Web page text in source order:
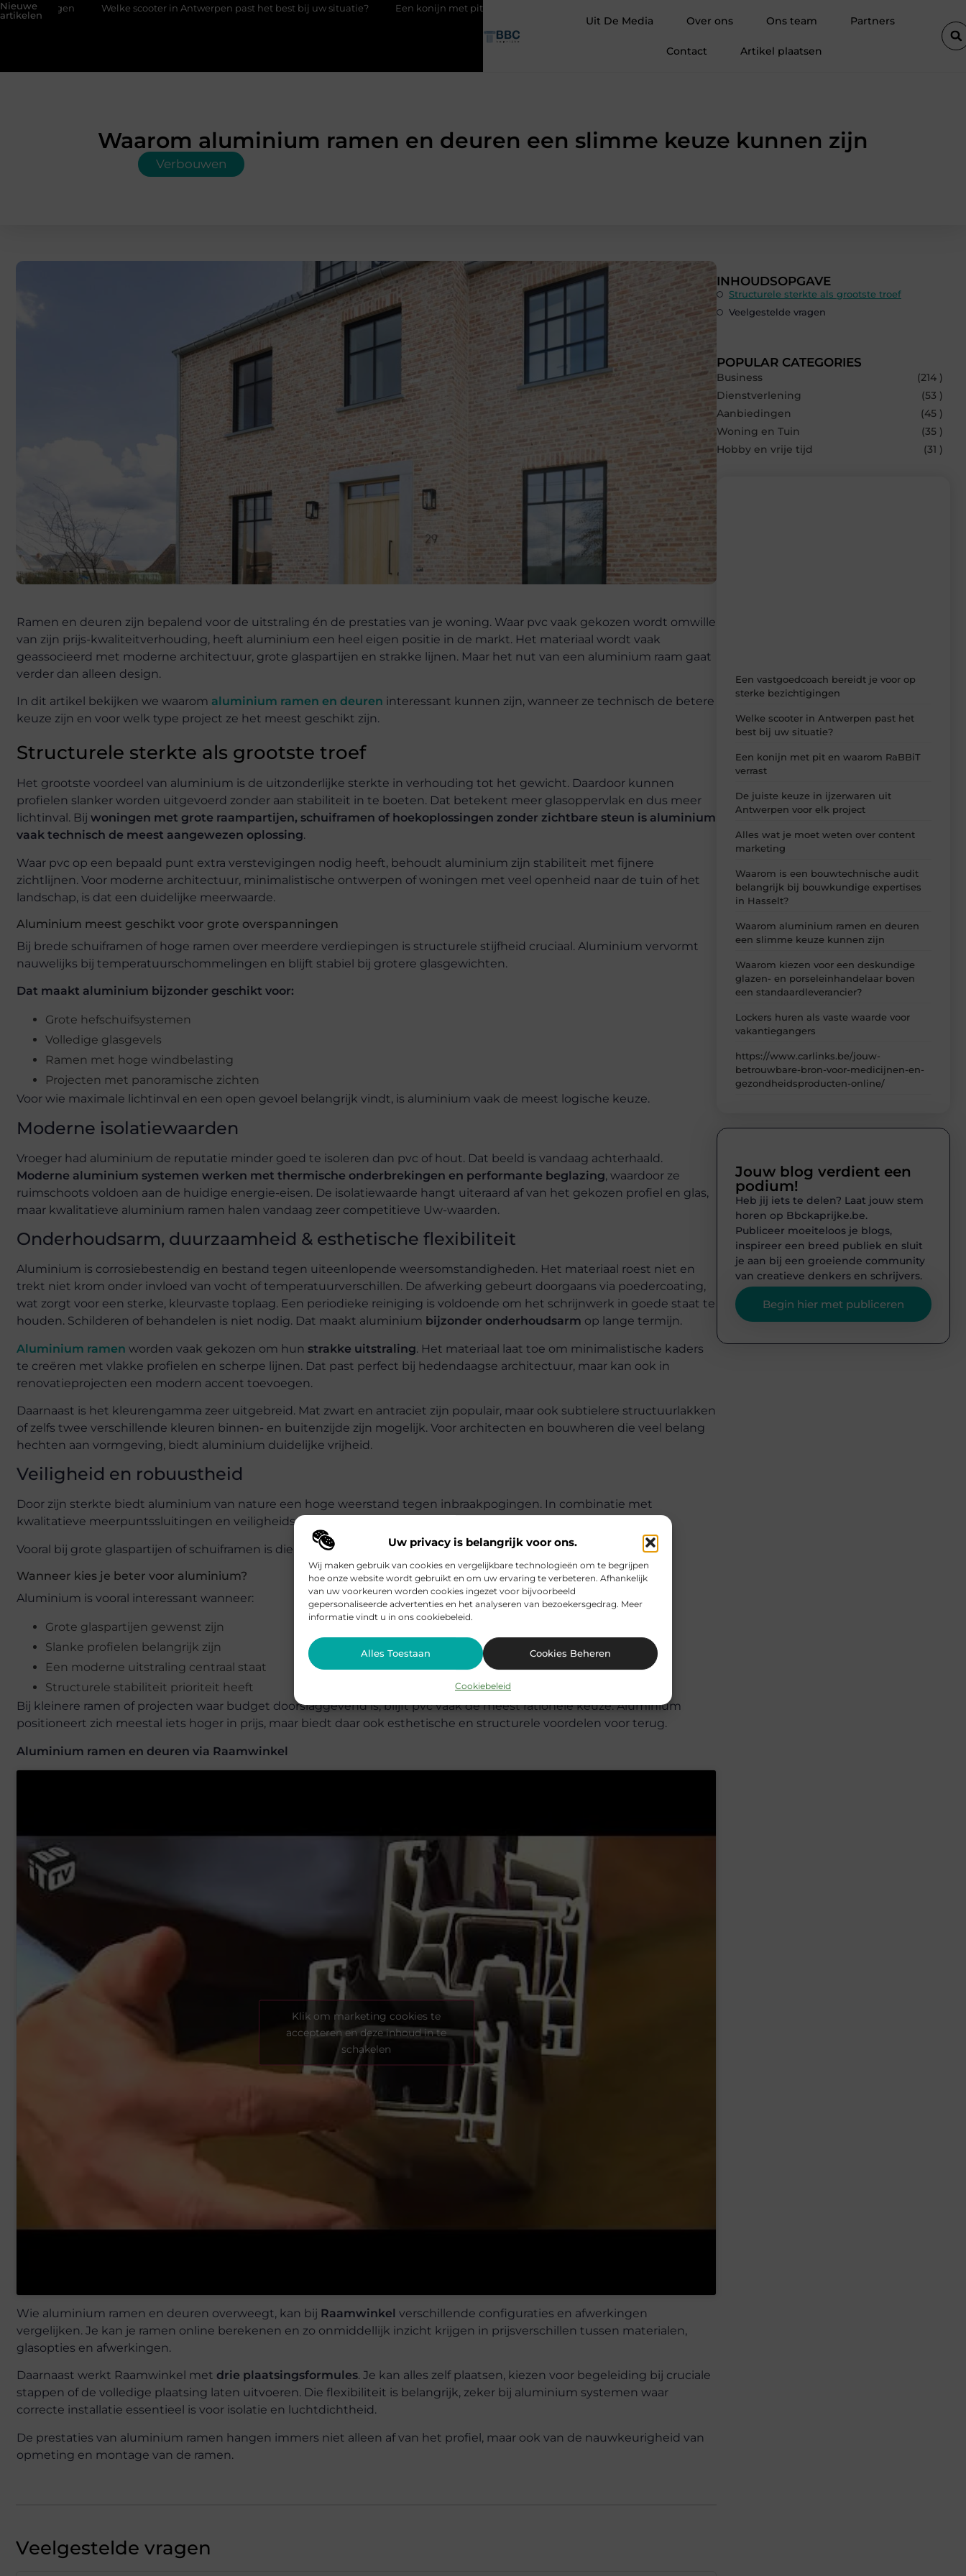
Uw privacy is belangrijk voor ons.
Wij maken gebruik van cookies en vergelijkbare technologieën om te begrijpen
hoe onze website wordt gebruikt en om uw ervaring te verbeteren. Afhankelijk
van uw voorkeuren worden cookies ingezet voor bijvoorbeeld
gepersonaliseerde advertenties en het analyseren van bezoekersgedrag. Meer
informatie vindt u in ons cookiebeleid.
Alles Toestaan Cookies Beheren
Cookiebeleid
Nieuwe
artikelen
Welke scooter in Antwerpen past het best bij uw situatie? Een konijn met pit en waarom RaBBiT verrast
Uit De Media Over ons Ons team Partners
Contact Artikel plaatsen
Waarom aluminium ramen en deuren een slimme keuze kunnen zijn
Verbouwen
Ramen en deuren zijn bepalend voor de uitstraling én de prestaties van je woning. Waar pvc vaak gekozen wordt omwille
van zijn prijs-kwaliteitverhouding, heeft aluminium een heel eigen positie in de markt. Het materiaal wordt vaak
geassocieerd met moderne architectuur, grote glaspartijen en strakke lijnen. Maar het nut van een aluminium raam gaat
verder dan alleen design.
In dit artikel bekijken we waarom aluminium ramen en deuren interessant kunnen zijn, wanneer ze technisch de betere
keuze zijn en voor welk type project ze het meest geschikt zijn.
Structurele sterkte als grootste troef
Het grootste voordeel van aluminium is de uitzonderlijke sterkte in verhouding tot het gewicht. Daardoor kunnen
profielen slanker worden uitgevoerd zonder aan stabiliteit in te boeten. Dat betekent meer glasoppervlak en dus meer
lichtinval. Bij woningen met grote raampartijen, schuiframen of hoekoplossingen zonder zichtbare steun is aluminium
vaak technisch de meest aangewezen oplossing.
Waar pvc op een bepaald punt extra verstevigingen nodig heeft, behoudt aluminium zijn stabiliteit met fijnere
zichtlijnen. Voor moderne architectuur, minimalistische ontwerpen of woningen met veel openheid naar de tuin of het
landschap, is dat een duidelijke meerwaarde.
Aluminium meest geschikt voor grote overspanningen
Bij brede schuiframen of hoge ramen over meerdere verdiepingen is structurele stijfheid cruciaal. Aluminium vervormt
nauwelijks bij temperatuurschommelingen en blijft stabiel bij grotere glasgewichten.
Dat maakt aluminium bijzonder geschikt voor:
Grote hefschuifsystemen
Volledige glasgevels
Ramen met hoge windbelasting
Projecten met panoramische zichten
Voor wie maximale lichtinval en een open gevoel belangrijk vindt, is aluminium vaak de meest logische keuze.
Moderne isolatiewaarden
Vroeger had aluminium de reputatie minder goed te isoleren dan pvc of hout. Dat beeld is vandaag achterhaald.
Moderne aluminium systemen werken met thermische onderbrekingen en performante beglazing, waardoor ze
ruimschoots voldoen aan de huidige energie-eisen. De isolatiewaarde hangt uiteraard af van het gekozen profiel en glas,
maar kwalitatieve aluminium ramen halen vandaag zeer competitieve Uw-waarden.
Onderhoudsarm, duurzaamheid & esthetische flexibiliteit
Aluminium is corrosiebestendig en bestand tegen uiteenlopende weersomstandigheden. Het materiaal roest niet en
trekt niet krom onder invloed van vocht of temperatuurverschillen. De afwerking gebeurt doorgaans via poedercoating,
wat zorgt voor een sterke, kleurvaste toplaag. Een periodieke reiniging is voldoende om het schrijnwerk in goede staat te
houden. Schilderen of behandelen is niet nodig. Dat maakt aluminium bijzonder onderhoudsarm op lange termijn.
Aluminium ramen worden vaak gekozen om hun strakke uitstraling. Het materiaal laat toe om minimalistische kaders
te creëren met vlakke profielen en scherpe lijnen. Dat past perfect bij hedendaagse architectuur, maar kan ook in
renovatieprojecten een modern accent toevoegen.
Daarnaast is het kleurengamma zeer uitgebreid. Mat zwart en antraciet zijn populair, maar ook subtielere structuurlakken
of zelfs twee verschillende kleuren binnen- en buitenzijde zijn mogelijk. Voor architecten en bouwheren die veel belang
hechten aan vormgeving, biedt aluminium duidelijke vrijheid.
Veiligheid en robuustheid
Door zijn sterkte biedt aluminium van nature een hoge weerstand tegen inbraakpogingen. In combinatie met
kwalitatieve meerpuntssluitingen en veiligheidsglas vormt het een solide beveiligingsoplossing.
Vooral bij grote glaspartijen of schuiframen is die structurele stevigheid een belangrijk voordeel.
Wanneer kies je beter voor aluminium?
Aluminium is vooral interessant wanneer:
Grote glaspartijen gewenst zijn
Slanke profielen belangrijk zijn
Een moderne uitstraling centraal staat
Structurele stabiliteit prioriteit heeft
Bij kleinere ramen of projecten waar budget doorslaggevend is, blijft pvc vaak de meest rationele keuze. Aluminium
positioneert zich meestal iets hoger in prijs, maar biedt daar ook esthetische en structurele voordelen voor terug.
Aluminium ramen en deuren via Raamwinkel
Klik om marketing cookies te
accepteren en deze inhoud in te
schakelen
Wie aluminium ramen en deuren overweegt, kan bij Raamwinkel verschillende configuraties en afwerkingen
vergelijken. Je kan je ramen online berekenen en zo onmiddellijk inzicht krijgen in prijsverschillen tussen materialen,
glasopties en afwerkingen.
Daarnaast werkt Raamwinkel met drie plaatsingsformules. Je kan alles zelf plaatsen, kiezen voor begeleiding bij cruciale
stappen of de volledige plaatsing laten uitvoeren. Die flexibiliteit is belangrijk, zeker bij aluminium systemen waar
correcte installatie essentieel is voor isolatie en luchtdichtheid.
De prestaties van aluminium ramen hangen immers niet alleen af van het profiel, maar ook van de nauwkeurigheid van
opmeting en montage van de ramen.
Veelgestelde vragen
INHOUDSOPGAVE
Structurele sterkte als grootste troef
Veelgestelde vragen
POPULAR CATEGORIES
Business
(214 )
Dienstverlening
(53 )
Aanbiedingen
(45 )
Woning en Tuin
(35 )
Hobby en vrije tijd
(31 )
Een vastgoedcoach bereidt je voor op
sterke bezichtigingen
Welke scooter in Antwerpen past het
best bij uw situatie?
Een konijn met pit en waarom RaBBiT
verrast
De juiste keuze in ijzerwaren uit
Antwerpen voor elk project
Alles wat je moet weten over content
marketing
Waarom is een bouwtechnische audit
belangrijk bij bouwkundige expertises
in Hasselt?
Waarom aluminium ramen en deuren
een slimme keuze kunnen zijn
Waarom kiezen voor een deskundige
glazen- en porseleinhandelaar boven
een standaardleverancier?
Lockers huren als vaste waarde voor
vakantiegangers
https://www.carlinks.be/jouw-
betrouwbare-bron-voor-medicijnen-en-
gezondheidsproducten-online/
Jouw blog verdient een
podium!
Heb jij iets te delen? Laat jouw stem
horen op Bbckaprijke.be.
Publiceer moeiteloos je blogs,
inspireer een breed publiek en sluit
je aan bij een groeiende community
van creatieve denkers en schrijvers.
Begin hier met publiceren